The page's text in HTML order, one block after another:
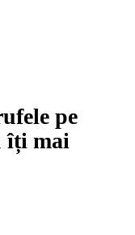
pe
îți mai